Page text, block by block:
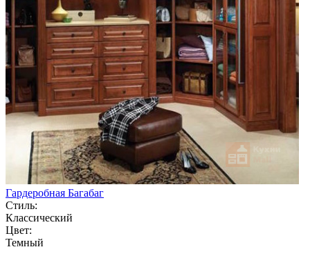
Гардеробная Багабаг
Стиль:
Классический
Цвет:
Темный